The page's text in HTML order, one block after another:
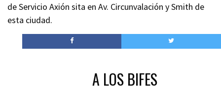
de Servicio Axión sita en Av. Circunvalación y Smith de
esta ciudad.
A LOS BIFES